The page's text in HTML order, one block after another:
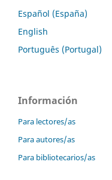
Español (España)
English
Português (Portugal)
Información
Para lectores/as
Para autores/as
Para bibliotecarios/as